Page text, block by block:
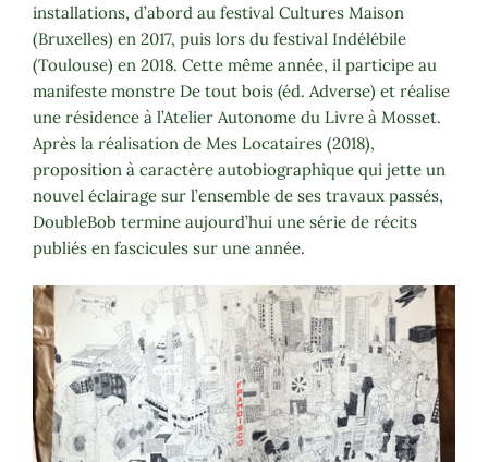
installations, d’abord au festival Cultures Maison
(Bruxelles) en 2017, puis lors du festival Indélébile
(Toulouse) en 2018. Cette même année, il participe au
manifeste monstre De tout bois (éd. Adverse) et réalise
une résidence à l’Atelier Autonome du Livre à Mosset.
Après la réalisation de Mes Locataires (2018),
proposition à caractère autobiographique qui jette un
nouvel éclairage sur l’ensemble de ses travaux passés,
DoubleBob termine aujourd’hui une série de récits
publiés en fascicules sur une année.